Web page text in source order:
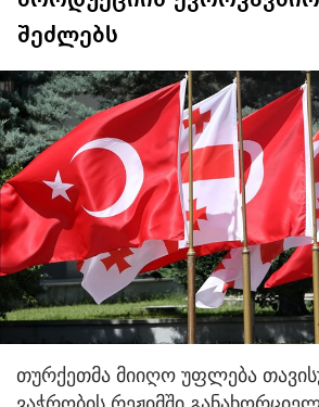
შეძლებს
თურქეთმა მიიღო უფლება